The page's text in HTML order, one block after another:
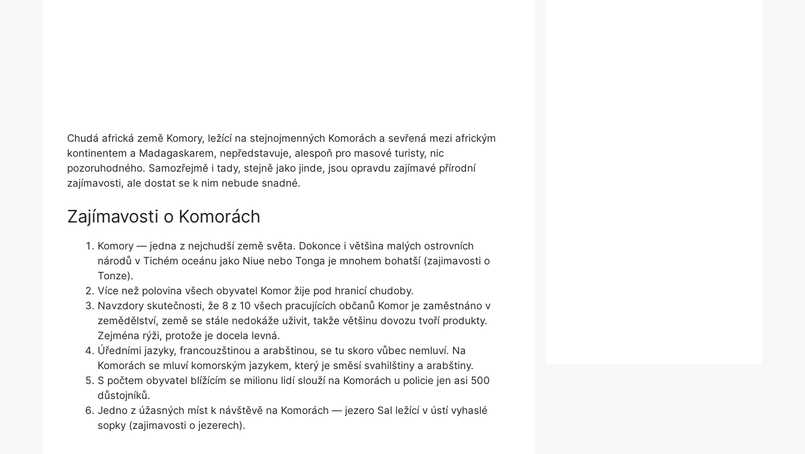
Chudá africká země Komory, ležící na stejnojmenných Komorách a sevřená mezi africkým
kontinentem a Madagaskarem, nepředstavuje, alespoň pro masové turisty, nic
pozoruhodného. Samozřejmě i tady, stejně jako jinde, jsou opravdu zajímavé přírodní
zajímavosti, ale dostat se k nim nebude snadné.
Zajímavosti o Komorách
Komory — jedna z nejchudší země světa. Dokonce i většina malých ostrovních
národů v Tichém oceánu jako Niue nebo Tonga je mnohem bohatší (zajimavosti o
Tonze).
Více než polovina všech obyvatel Komor žije pod hranicí chudoby.
Navzdory skutečnosti, že 8 z 10 všech pracujících občanů Komor je zaměstnáno v
zemědělství, země se stále nedokáže uživit, takže většinu dovozu tvoří produkty.
Zejména rýži, protože je docela levná.
Úředními jazyky, francouzštinou a arabštinou, se tu skoro vůbec nemluví. Na
Komorách se mluví komorským jazykem, který je směsí svahilštiny a arabštiny.
S počtem obyvatel blížícím se milionu lidí slouží na Komorách u policie jen asi 500
důstojníků.
Jedno z úžasných míst k návštěvě na Komorách — jezero Sal ležící v ústí vyhaslé
sopky (zajimavosti o jezerech).